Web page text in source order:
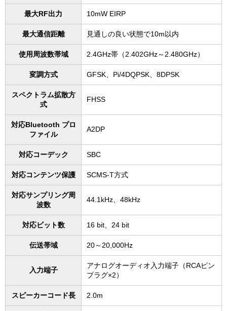
最⼤RF出⼒ 10mW EIRP
最⼤通信距離 ⾒通しの良い状態で10m以内
使⽤周波数帯域 2.4GHz帯（2.402GHz～2.480GHz）
変調⽅式 GFSK、Pi/4DQPSK、8DPSK
スペクトラム拡散⽅
式
FHSS
対応Bluetooth プロ
ファイル
A2DP
対応コーデック SBC
対応コンテンツ保護 SCMS-T⽅式
対応サンプリング周
波数
44.1kHz、48kHz
対応ビット数 16 bit、24 bit
伝送帯域 20～20,000Hz
⼊⼒端⼦
アナログオーディオ⼊⼒端⼦（RCAピン
プラグ×2）
スピーカーコード⻑ 2.0m